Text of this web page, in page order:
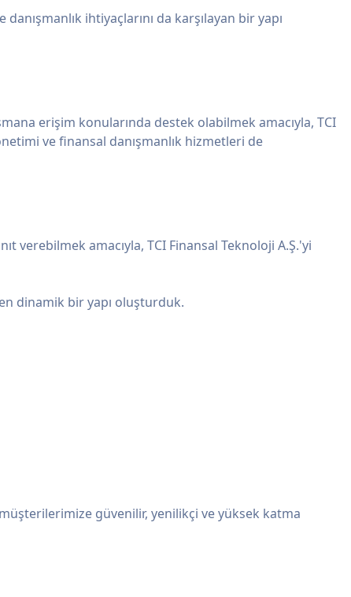
ihtiyaçlarını da karşılayan bir yapı
erişim konularında destek olabilmek amacıyla, TCI
ve finansal danışmanlık hizmetleri de
amacıyla, TCI Finansal Teknoloji A.Ş.'yi
dinamik bir yapı oluşturduk.
güvenilir, yenilikçi ve yüksek katma